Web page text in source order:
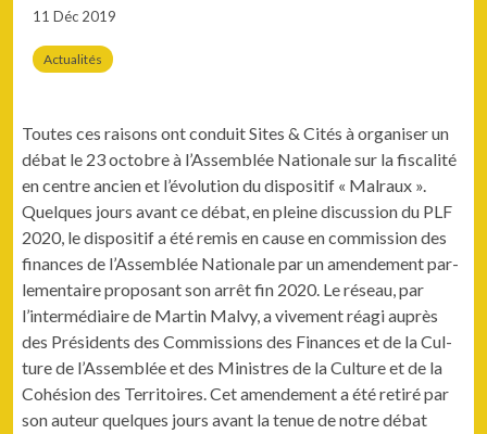
11 Déc 2019
Actualités
Toutes ces raisons ont con­duit Sites & Cités à organ­is­er un
débat le 23 octo­bre à l’Assemblée Nationale sur la fis­cal­ité
en cen­tre ancien et l’évolution du dis­posi­tif « Mal­raux ».
Quelques jours avant ce débat, en pleine dis­cus­sion du PLF
2020, le dis­posi­tif a été remis en cause en com­mis­sion des
finances de l’Assemblée Nationale par un amende­ment par­
lemen­taire pro­posant son arrêt fin 2020. Le réseau, par
l’intermédiaire de Mar­tin Malvy, a vive­ment réa­gi auprès
des Prési­dents des Com­mis­sions des Finances et de la Cul­
ture de l’Assemblée et des Min­istres de la Cul­ture et de la
Cohé­sion des Ter­ri­toires. Cet amende­ment a été retiré par
son auteur quelques jours avant la tenue de notre débat